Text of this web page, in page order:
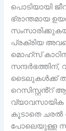
പൊടിയായി
ഭ്രാന്തമായ
പ്രക്രിയ
മൊഹ്സ്
ടൈലുകൾക്ക്
വ്യാവസായിക
കൂടാതെ ചരൽ
പോലെയുള്ള